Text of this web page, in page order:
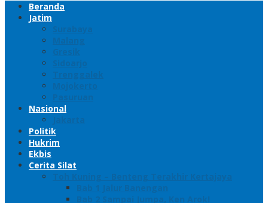
Beranda
Jatim
Surabaya
Malang
Gresik
Sidoarjo
Trenggalek
Mojokerto
Pasuruan
Nasional
Jakarta
Politik
Hukrim
Ekbis
Cerita Silat
Toh Kuning – Benteng Terakhir Kertajaya
Bab 1 Jalur Banengan
Bab 2 Sampai Jumpa, Ken Arok!